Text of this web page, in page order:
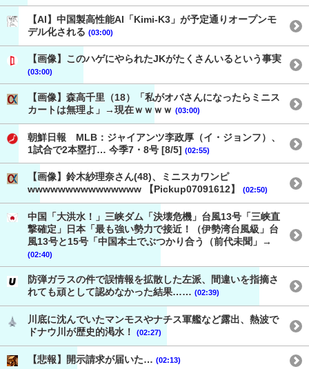
【AI】中国製高性能AI「Kimi-K3」が予定通りオープンモ
デル化される (03:00)
【画像】このハゲにやられたJKがたくさんいるという事実
(03:00)
【画像】森高千里（18）「私がオバさんになったらミニス
カートは無理よ」→現在ｗｗｗｗ (03:00)
朝鮮日報 MLB：ジャイアンツ李政厚（イ・ジョンフ）、
1試合で2本塁打… 今季7・8号 [8/5] (02:55)
【画像】鈴木紗理奈さん(48)、ミニスカワンピ
wwwwwwwwwwwwwww 【Pickup07091612】
(02:50)
中国「大洪水！」三峡ダム「決壊危機」台風13号「三峡直
撃確定」日本「最も強い勢力で接近！（伊勢湾台風級」台
風13号と15号「中国本土でぶつかり合う（前代未聞」→
(02:40)
防弾ガラスの件で誤情報を拡散した左派、間違いを指摘さ
れても頑として認めなかった結果…… (02:39)
川底に沈んでいたマンモスやナチス軍艦など露出、熱波で
ドナウ川が歴史的渇水！
(02:27)
【悲報】開示請求が届いた… (02:13)